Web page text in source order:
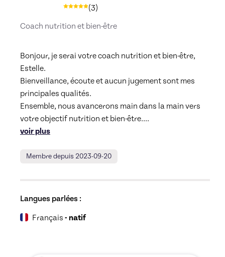
(3)
Coach nutrition et bien-être
Bonjour, je serai votre coach nutrition et bien-être,
Estelle.
Bienveillance, écoute et aucun jugement sont mes
principales qualités.
Ensemble, nous avancerons main dans la main vers
votre objectif nutrition et bien-être....
voir plus
Membre depuis 2023-09-20
Langues parlées :
Français - natif